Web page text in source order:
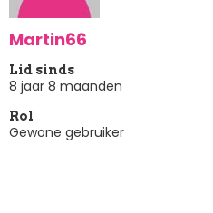
Martin66
Lid sinds
8 jaar 8 maanden
Rol
Gewone gebruiker